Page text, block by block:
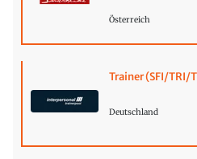
Österreich
Trainer (SFI/TRI/
Deutschland